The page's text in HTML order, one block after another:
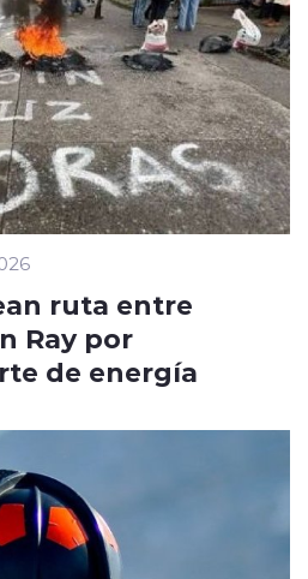
ruta entre
Ray por
de energía